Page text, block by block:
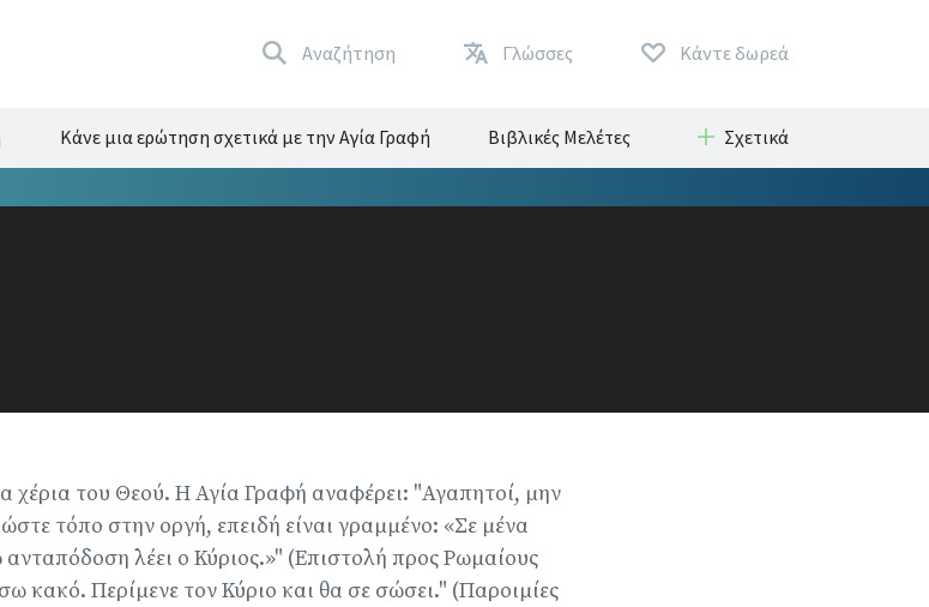
Αναζήτηση Γλώσσες Κάντε δωρεά
Κάνε μια ερώτηση σχετικά με την Αγία Γραφή Βιβλικές Μελέτες Σχετικά
χέρια του Θεού. Η Αγία Γραφή αναφέρει: "Αγαπητοί, μην
τόπο στην οργή, επειδή είναι γραμμένο: «Σε μένα
λέει ο Κύριος.»" (Επιστολή προς Ρωμαίους
κακό. Περίμενε τον Κύριο και θα σε σώσει." (Παροιμίες